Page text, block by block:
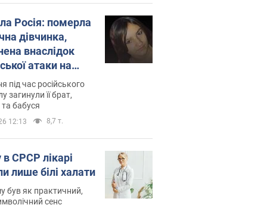
Росія: померла
дівчинка,
внаслідок
атаки на
Фото
під час російського
загинули її брат,
та бабуся
12:13 8,7 т.
СРСР лікарі
лише білі халати
був як практичний,
сенс